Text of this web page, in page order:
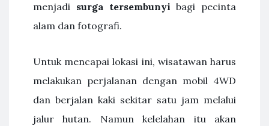
menjadi surga tersembunyi bagi pecinta
alam dan fotografi.
Untuk mencapai lokasi ini, wisatawan harus
melakukan perjalanan dengan mobil 4WD
dan berjalan kaki sekitar satu jam melalui
jalur hutan. Namun kelelahan itu akan